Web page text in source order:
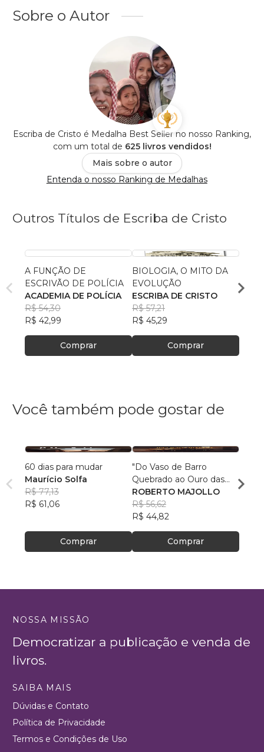
Sobre o Autor
Escriba de Cristo é Medalha Best Seller no nosso Ranking,
com um total de 625 livros vendidos!
Mais sobre o autor
Entenda o nosso Ranking de Medalhas
Outros Títulos de Escriba de Cristo
A FUNÇÃO DE
ESCRIVÃO DE POLÍCIA
ACADEMIA DE POLÍCIA
R$ 54,30
R$ 42,99
Comprar
BIOLOGIA, O MITO DA
EVOLUÇÃO
ESCRIBA DE CRISTO
R$ 57,21
R$ 45,29
Comprar
Você também pode gostar de
60 dias para mudar
Maurício Solfa
R$ 77,13
R$ 61,06
Comprar
"Do Vaso de Barro
Quebrado ao Ouro das
Mãos Divinas"
ROBERTO MAJOLLO
R$ 56,62
R$ 44,82
Comprar
NOSSA MISSÃO
Democratizar a publicação e venda de
livros.
SAIBA MAIS
Dúvidas e Contato
Política de Privacidade
Termos e Condições de Uso